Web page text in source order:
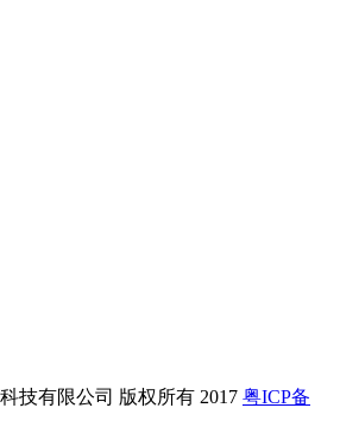
技有限公司 版权所有 2017 粤ICP备